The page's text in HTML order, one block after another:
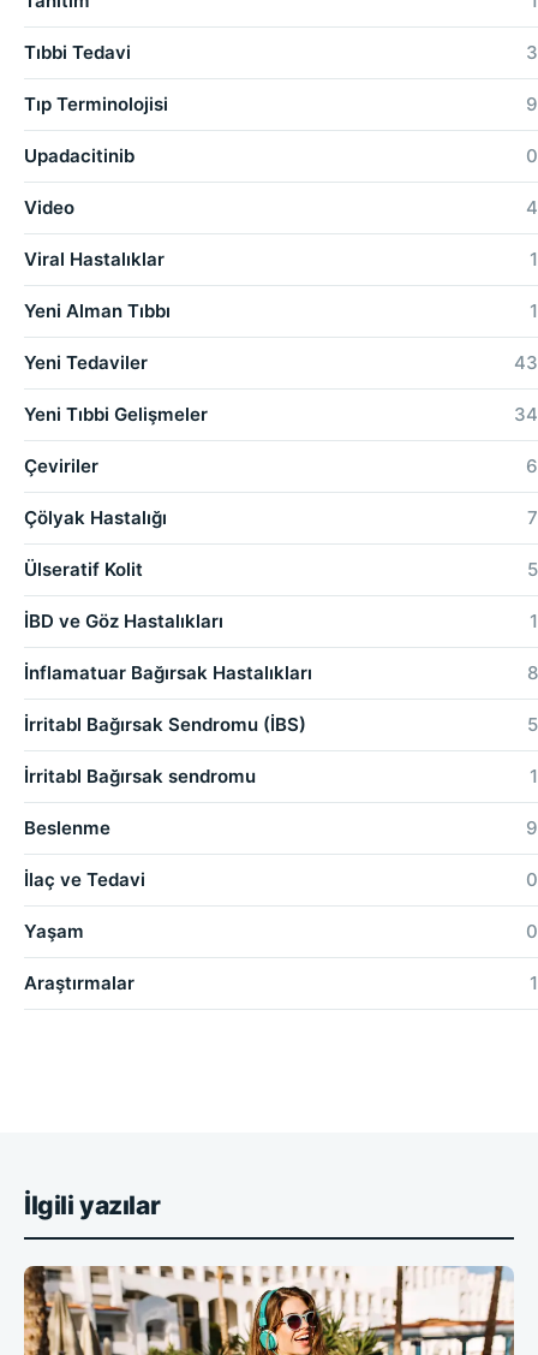
Tıbbi Tedavi 3
Tıp Terminolojisi 9
Upadacitinib 0
Video 4
Viral Hastalıklar 1
Yeni Alman Tıbbı 1
Yeni Tedaviler 43
Yeni Tıbbi Gelişmeler 34
Çeviriler 6
Çölyak Hastalığı 7
Ülseratif Kolit 5
İBD ve Göz Hastalıkları 1
İnflamatuar Bağırsak Hastalıkları 8
İrritabl Bağırsak Sendromu (İBS) 5
İrritabl Bağırsak sendromu 1
Beslenme 9
İlaç ve Tedavi 0
Yaşam 0
Araştırmalar 1
İlgili yazılar